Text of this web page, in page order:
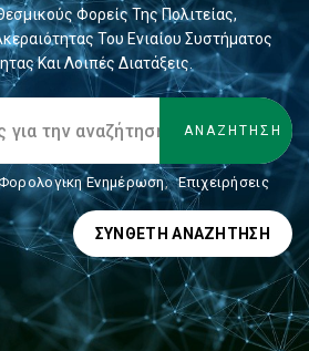
Φορείς Της Πολιτείας,
Του Ενιαίου Συστήματος
Και Λοιπές Διατάξεις.
Ενημέρωση, Επιχειρήσεις
ΣΎΝΘΕΤΗ ΑΝΑΖΉΤΗΣΗ